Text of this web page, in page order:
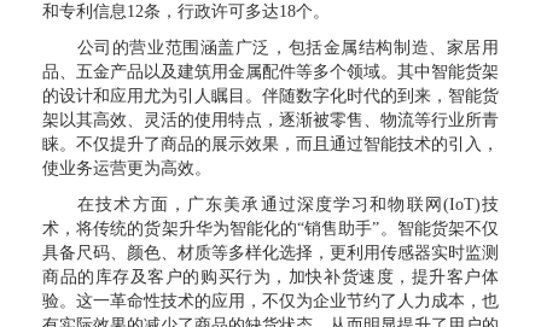
和专利信息12条，行政许可多达18个。
公司的营业范围涵盖广泛，包括金属结构制造、家居用
品、五金产品以及建筑用金属配件等多个领域。其中智能货架
的设计和应用尤为引人瞩目。伴随数字化时代的到来，智能货
架以其高效、灵活的使用特点，逐渐被零售、物流等行业所青
睐。不仅提升了商品的展示效果，而且通过智能技术的引入，
使业务运营更为高效。
在技术方面，广东美承通过深度学习和物联网(IoT)技
术，将传统的货架升华为智能化的“销售助手”。智能货架不仅
具备尺码、颜色、材质等多样化选择，更利用传感器实时监测
商品的库存及客户的购买行为，加快补货速度，提升客户体
验。这一革命性技术的应用，不仅为企业节约了人力成本，也